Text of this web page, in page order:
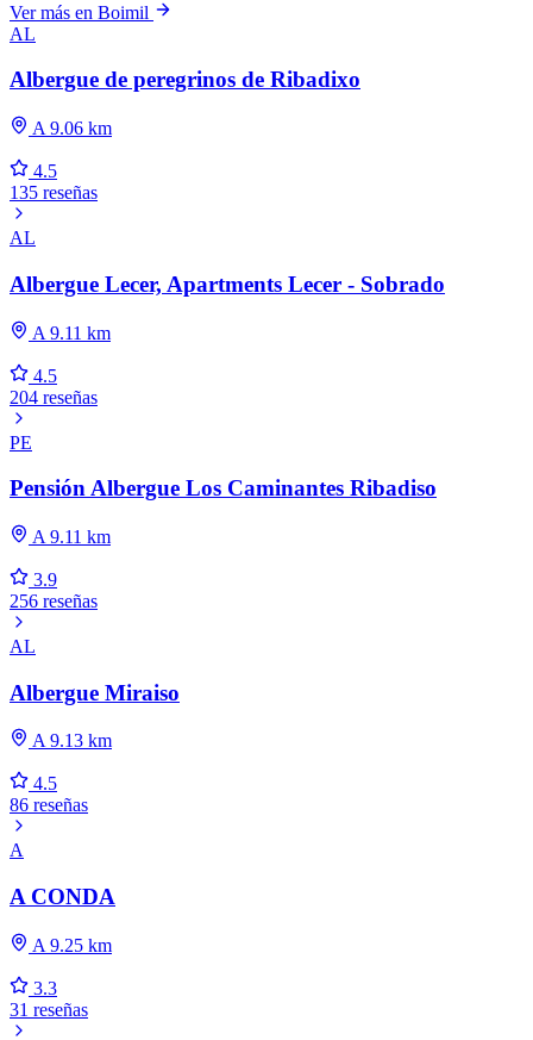
Ver más en Boimil
AL
Albergue de peregrinos de Ribadixo
A 9.06 km
4.5
135 reseñas
AL
Albergue Lecer, Apartments Lecer - Sobrado
A 9.11 km
4.5
204 reseñas
PE
Pensión Albergue Los Caminantes Ribadiso
A 9.11 km
3.9
256 reseñas
AL
Albergue Miraiso
A 9.13 km
4.5
86 reseñas
A
A CONDA
A 9.25 km
3.3
31 reseñas